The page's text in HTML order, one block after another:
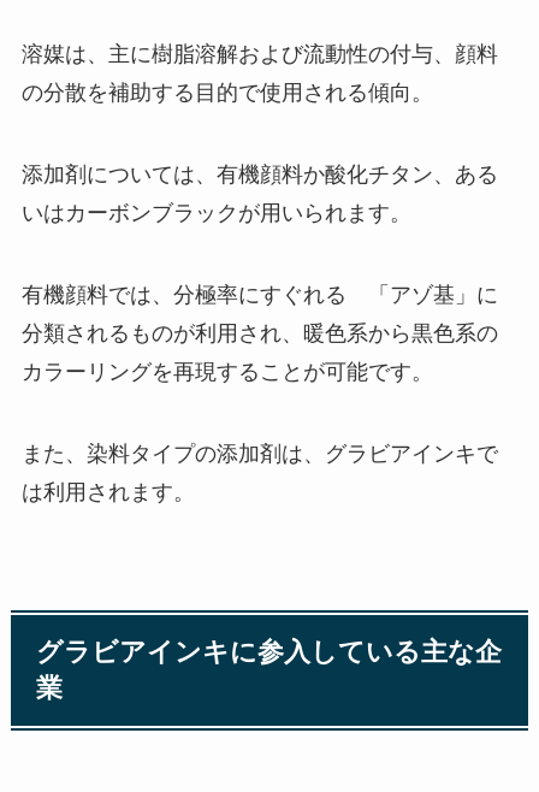
溶媒は、主に樹脂溶解および流動性の付与、顔料
の分散を補助する目的で使用される傾向。
添加剤については、有機顔料か酸化チタン、ある
いはカーボンブラックが用いられます。
有機顔料では、分極率にすぐれる 「アゾ基」に
分類されるものが利用され、暖色系から黒色系の
カラーリングを再現することが可能です。
また、染料タイプの添加剤は、グラビアインキで
は利用されます。
グラビアインキに参入している主な企
業